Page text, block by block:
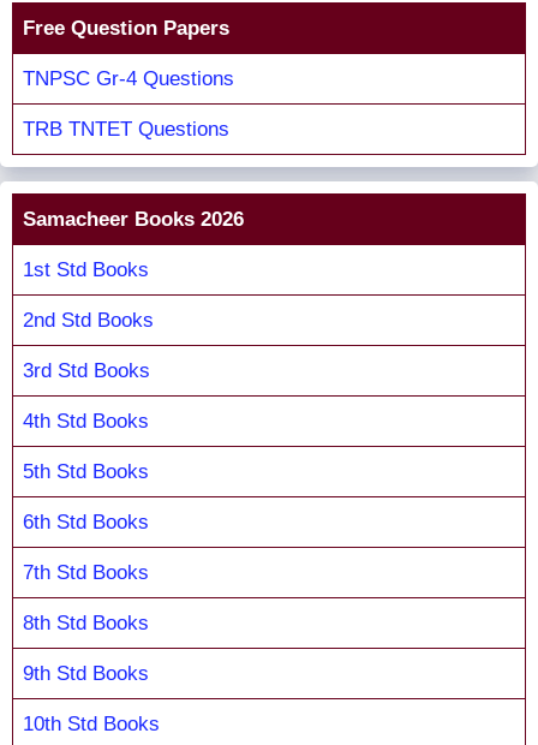
Free Question Papers
TNPSC Gr-4 Questions
TRB TNTET Questions
Samacheer Books 2026
1st Std Books
2nd Std Books
3rd Std Books
4th Std Books
5th Std Books
6th Std Books
7th Std Books
8th Std Books
9th Std Books
10th Std Books